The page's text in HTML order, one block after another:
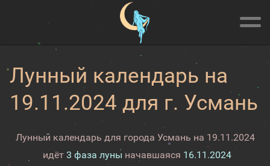
Лунный календарь на
19.11.2024 для г. Усмань
Лунный календарь для города Усмань на 19.11.2024
идёт 3 фаза луны начавшаяся 16.11.2024